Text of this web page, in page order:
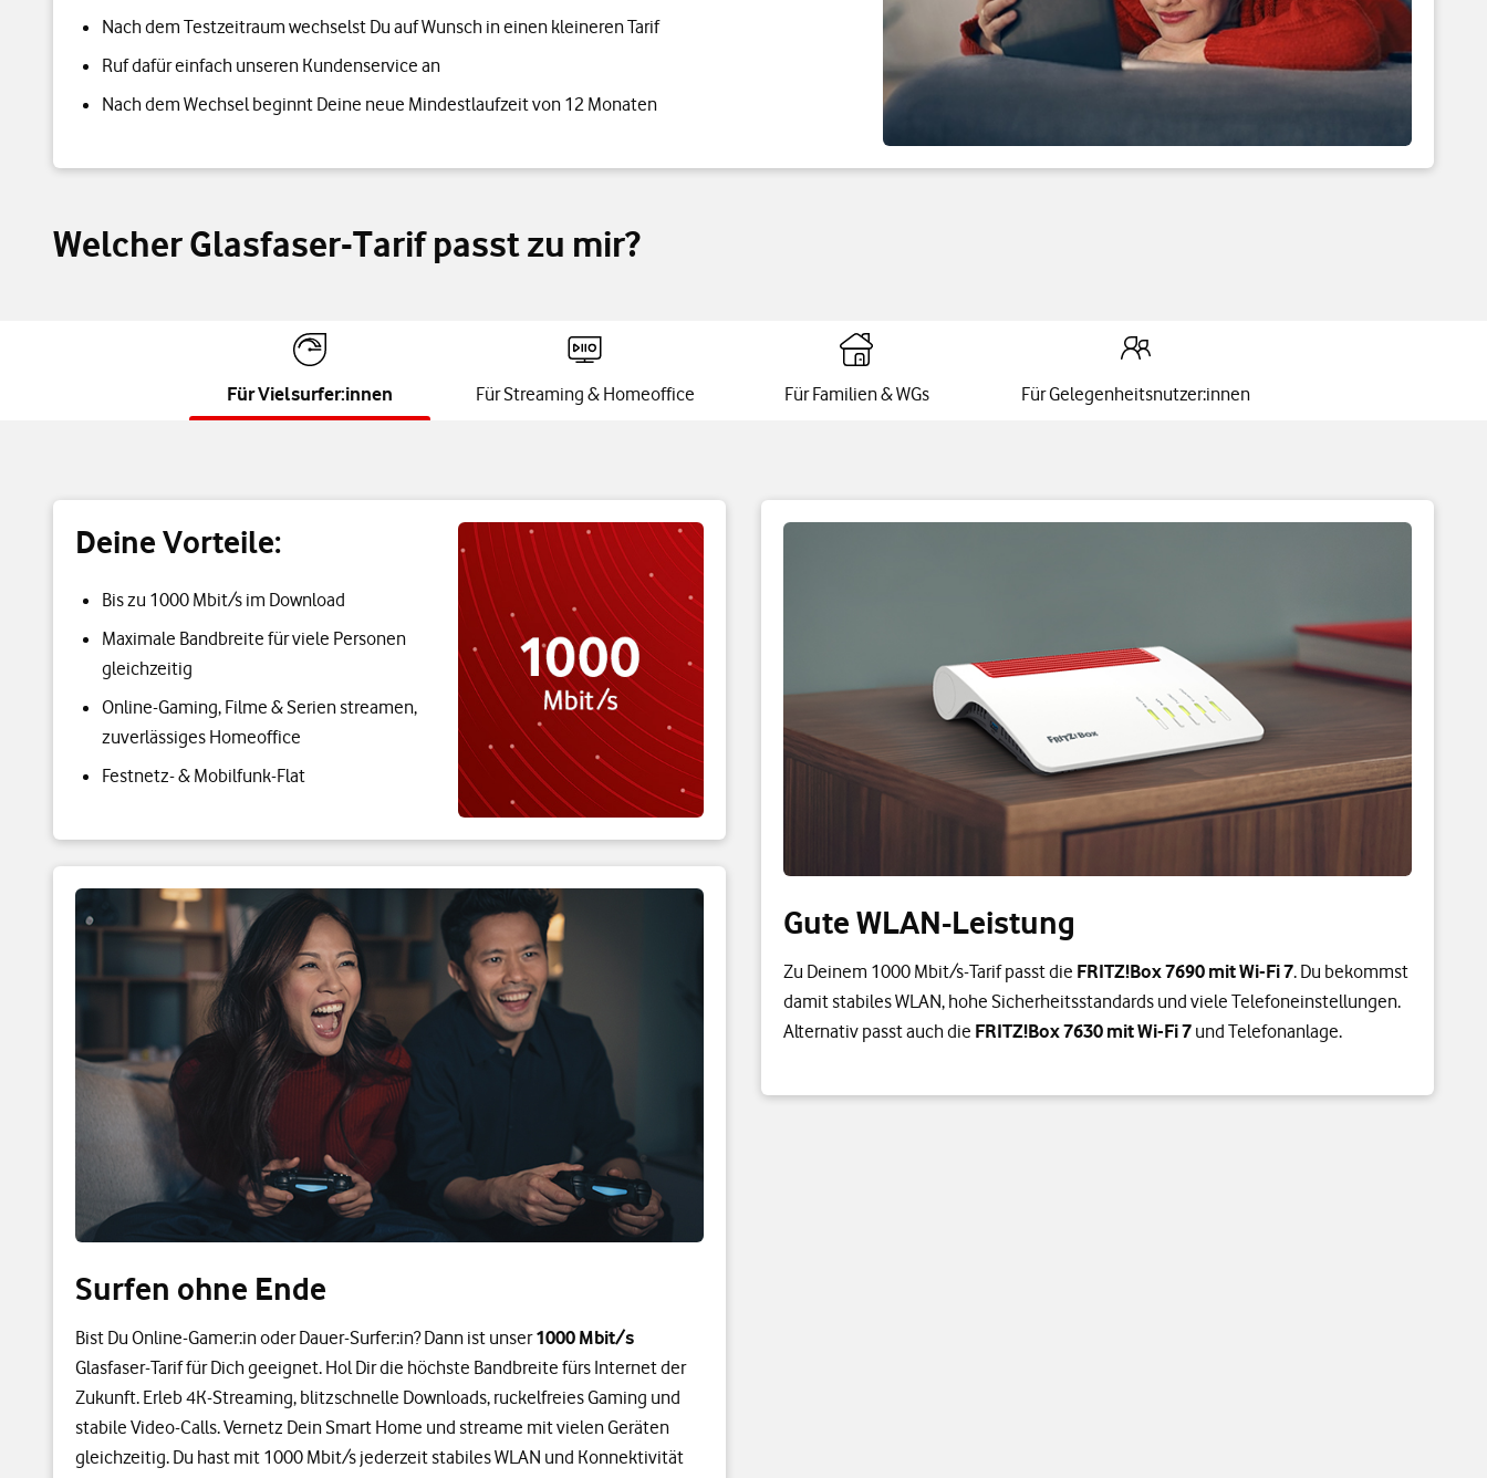
Nach dem Testzeitraum wechselst Du auf Wunsch in einen kleineren Tarif
Ruf dafür einfach unseren Kundenservice an
Nach dem Wechsel beginnt Deine neue Mindestlaufzeit von 12 Monaten
Welcher Glasfaser-Tarif passt zu mir?
Für Vielsurfer:innen Für Streaming & Homeoffice Für Familien & WGs Für Gelegenheitsnutzer:innen
Deine Vorteile:
Bis zu 1000 Mbit/s im Download
Maximale Bandbreite für viele Personen
gleichzeitig
Online-Gaming, Filme & Serien streamen,
zuverlässiges Homeoffice
Festnetz- & Mobilfunk-Flat
Surfen ohne Ende
Bist Du Online-Gamer:in oder Dauer-Surfer:in? Dann ist unser1000 Mbit/s
Glasfaser-Tarif für Dich geeignet. Hol Dir die höchste Bandbreite fürs Internet der
Zukunft. Erleb 4K-Streaming, blitzschnelle Downloads, ruckelfreies Gaming und
stabile Video-Calls. Vernetz Dein Smart Home und streame mit vielen Geräten
gleichzeitig. Du hast mit 1000 Mbit/s jederzeit stabiles WLAN und Konnektivität
Gute WLAN-Leistung
Zu Deinem 1000 Mbit/s-Tarif passt die FRITZ!Box 7690 mit Wi-Fi 7. Du bekommst
damit stabiles WLAN, hohe Sicherheitsstandards und viele Telefoneinstellungen.
Alternativ passt auch die FRITZ!Box 7630 mit Wi-Fi 7 und Telefonanlage.